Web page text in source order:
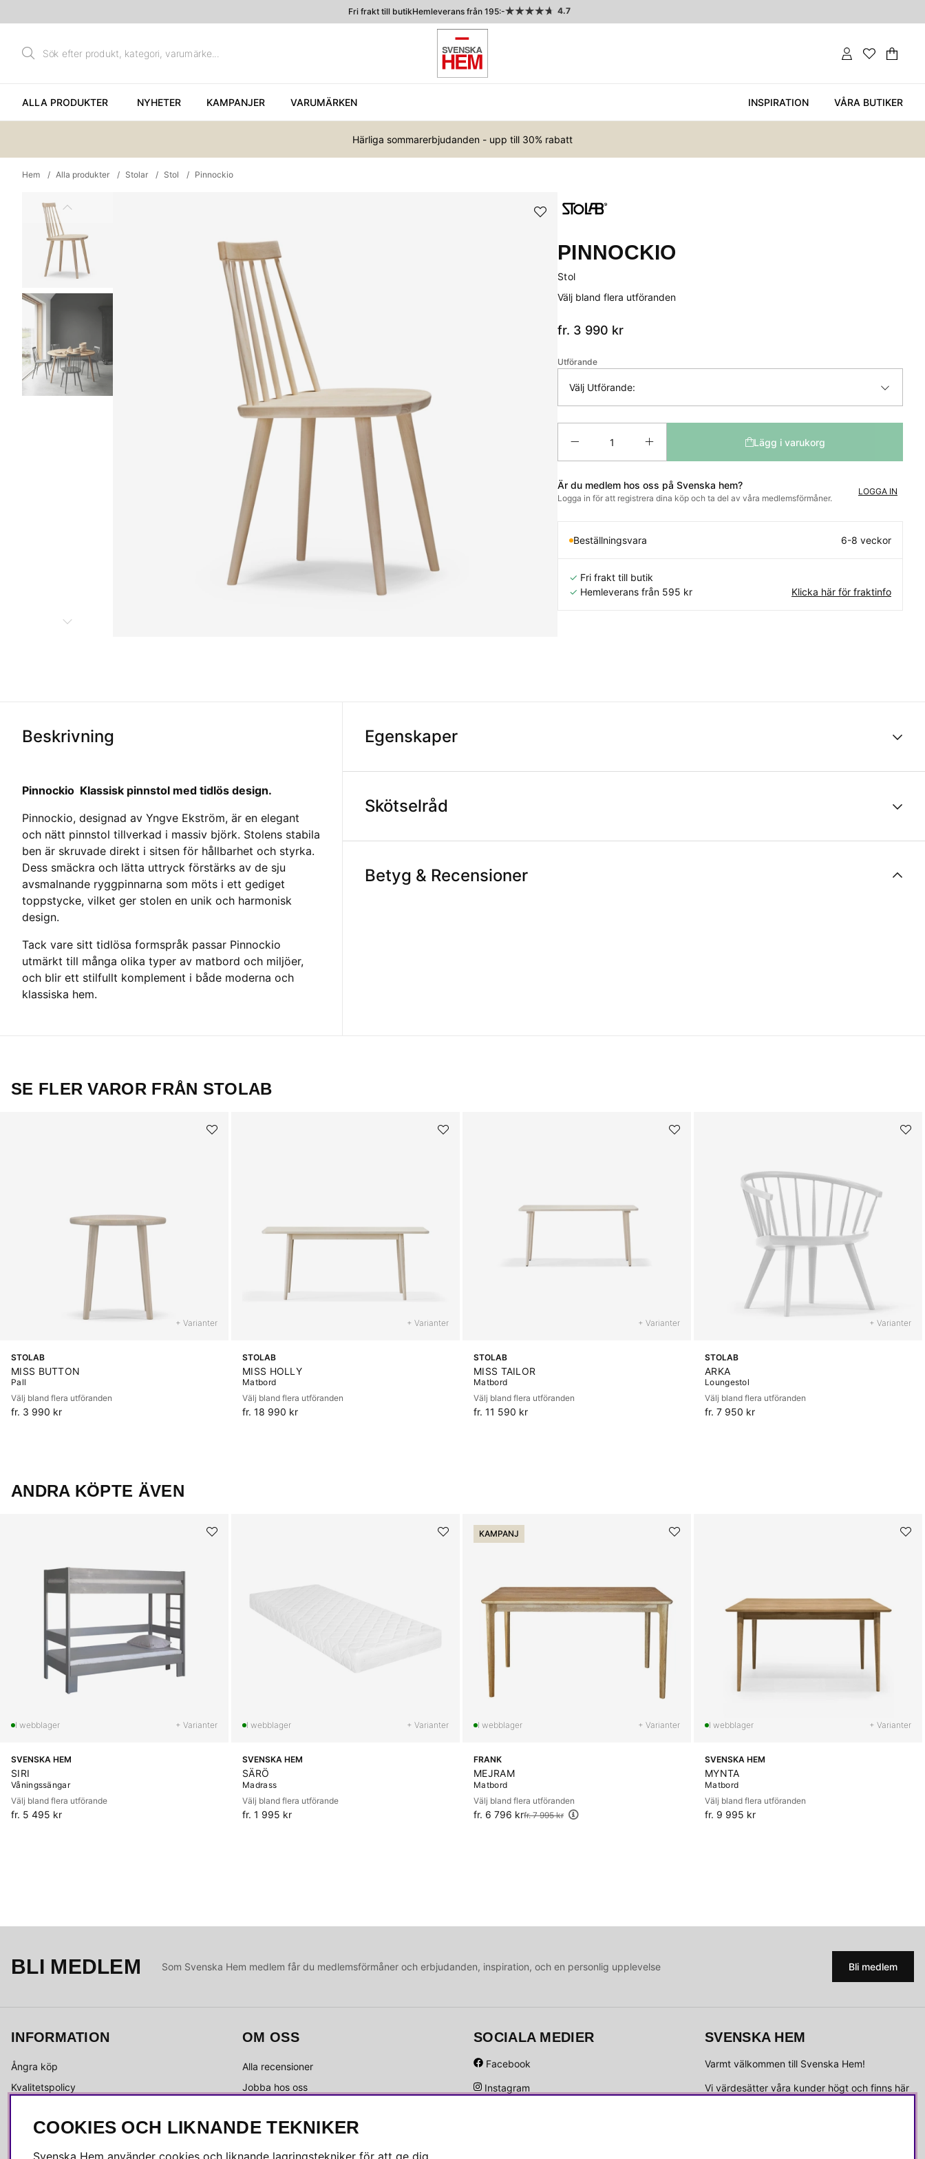
Fri frakt till butikHemleverans från 195:- 4.7
.
ALLA PRODUKTER NYHETER KAMPANJER VARUMÄRKEN INSPIRATION VÅRA BUTIKER
Härliga sommarerbjudanden - upp till 30% rabatt
Hem Alla produkter Stolar Stol Pinnockio
Produktbilder
PINNOCKIO
Stol
Välj bland flera utföranden
fr. 3 990 kr
Utförande
Välj Utförande:
Lägg i varukorg
Är du medlem hos oss på Svenska hem?
Logga in för att registrera dina köp och ta del av våra medlemsförmåner.
LOGGA IN
Beställningsvara 6-8 veckor
✓ Fri frakt till butik
✓ Hemleverans från 595 kr Klicka här för fraktinfo
Beskrivning
Pinnockio  Klassisk pinnstol med tidlös design.
Pinnockio, designad av Yngve Ekström, är en elegant
och nätt pinnstol tillverkad i massiv björk. Stolens stabila
ben är skruvade direkt i sitsen för hållbarhet och styrka.
Dess smäckra och lätta uttryck förstärks av de sju
avsmalnande ryggpinnarna som möts i ett gediget
toppstycke, vilket ger stolen en unik och harmonisk
design.
Tack vare sitt tidlösa formspråk passar Pinnockio
utmärkt till många olika typer av matbord och miljöer,
och blir ett stilfullt komplement i både moderna och
klassiska hem.
Egenskaper
Skötselråd
Betyg & Recensioner
SE FLER VAROR FRÅN STOLAB
+ Varianter
STOLAB
MISS BUTTON
Pall
Välj bland flera utföranden
fr. 3 990 kr
+ Varianter
STOLAB
MISS HOLLY
Matbord
Välj bland flera utföranden
fr. 18 990 kr
+ Varianter
STOLAB
MISS TAILOR
Matbord
Välj bland flera utföranden
fr. 11 590 kr
+ Varianter
STOLAB
ARKA
Loungestol
Välj bland flera utföranden
fr. 7 950 kr
ANDRA KÖPTE ÄVEN
+ Varianter
SVENSKA HEM
SIRI
Våningssängar
Välj bland flera utförande
fr. 5 495 kr
+ Varianter
SVENSKA HEM
SÄRÖ
Madrass
Välj bland flera utförande
fr. 1 995 kr
KAMPANJ
+ Varianter
FRANK
MEJRAM
Matbord
Välj bland flera utföranden
fr. 6 796 kr
Ordinarie pris:fr. 7 995 kr
+ Varianter
SVENSKA HEM
MYNTA
Matbord
Välj bland flera utföranden
fr. 9 995 kr
BLI MEDLEM Som Svenska Hem medlem får du medlemsförmåner och erbjudanden, inspiration, och en personlig upplevelse Bli medlem
INFORMATION
Ångra köp
Kvalitetspolicy
Köpvillkor
OM OSS
Alla recensioner
Jobba hos oss
Kundservice
SOCIALA MEDIER
Facebook
Instagram
SVENSKA HEM
Varmt välkommen till Svenska Hem!
Vi värdesätter våra kunder högt och finns här
COOKIES OCH LIKNANDE TEKNIKER
Svenska Hem använder cookies och liknande lagringstekniker för att ge dig